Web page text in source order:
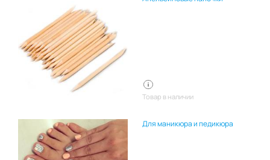
Товар в наличии
Для маникюра и педикюра